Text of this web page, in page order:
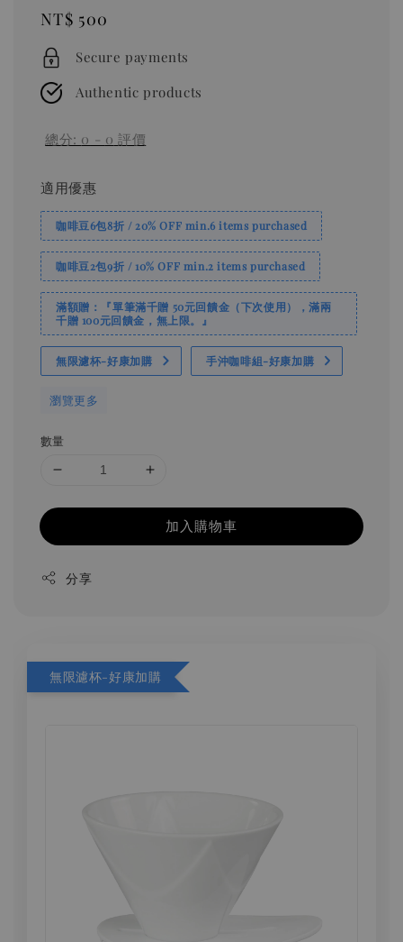
Regular
price
NT$ 500
Secure payments
Authentic products
總分: 0 - 0 評價
適用優惠
咖啡豆6包8折 / 20% OFF min.6 items purchased
咖啡豆2包9折 / 10% OFF min.2 items purchased
滿額贈：『單筆滿千贈 50元回饋金（下次使用），滿兩
千贈 100元回饋金，無上限。』
無限濾杯-好康加購 手沖咖啡組-好康加購
瀏覽更多
數量
加入購物車
分享
無限濾杯-好康加購